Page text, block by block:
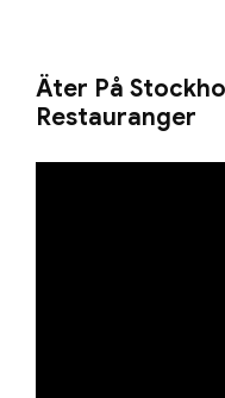
Äter På
Restauranger